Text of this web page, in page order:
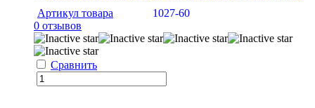
Артикул товара
1027-60
0 отзывов
Сравнить